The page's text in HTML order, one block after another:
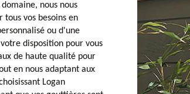
nous nous
vos besoins en
ou d'une
disposition pour vous
de haute qualité pour
en nous adaptant aux
Logan